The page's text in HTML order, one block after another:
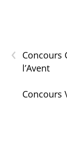
‹
Concours
l’Avent
Concours